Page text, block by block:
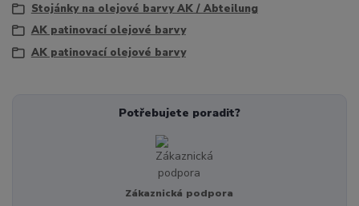
Stojánky na olejové barvy AK / Abteilung
AK patinovací olejové barvy
AK patinovací olejové barvy
Potřebujete poradit?
Zákaznická podpora